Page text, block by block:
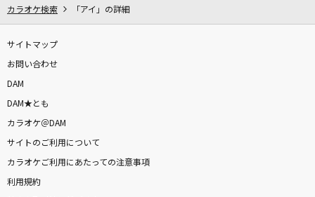
カラオケ検索 「アイ」の詳細
サイトマップ
お問い合わせ
DAM
DAM★とも
カラオケ＠DAM
サイトのご利用について
カラオケご利用にあたっての注意事項
利用規約